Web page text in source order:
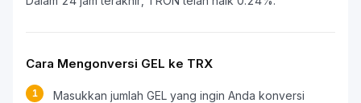
Cara Mengonversi GEL ke TRX
1 Masukkan jumlah GEL yang ingin Anda konversi